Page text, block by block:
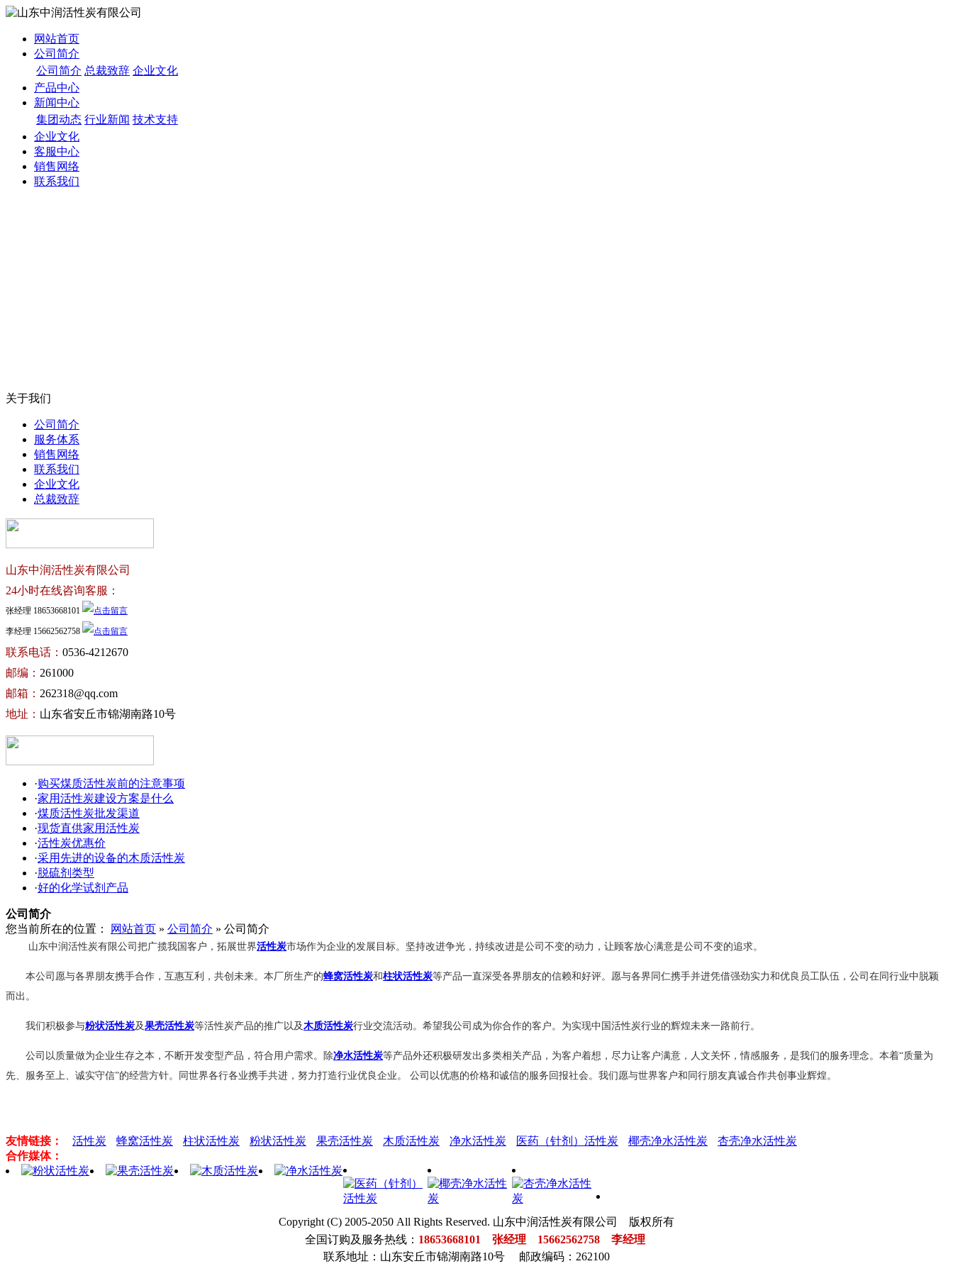
网站首页
公司简介
公司简介 总裁致辞 企业文化
产品中心
新闻中心
集团动态 行业新闻 技术支持
企业文化
客服中心
销售网络
联系我们
关于我们
公司简介
服务体系
销售网络
联系我们
企业文化
总裁致辞
山东中润活性炭有限公司
24小时在线咨询客服：
张经理 18653668101
李经理 15662562758
联系电话： 0536-4212670
邮编： 261000
邮箱： 262318@qq.com
地址： 山东省安丘市锦湖南路10号
·购买煤质活性炭前的注意事项
·家用活性炭建设方案是什么
·煤质活性炭批发渠道
·现货直供家用活性炭
·活性炭优惠价
·采用先进的设备的木质活性炭
·脱硫剂类型
·好的化学试剂产品
公司简介
您当前所在的位置：
网站首页 » 公司简介 » 公司简介
山东中润活性炭有限公司把广揽我国客户，拓展世界活性炭市场作为企业的发展目标。坚持改进争光，持续改进是公司不变的动力，让顾客放心满意是公司不变的追求。
本公司愿与各界朋友携手合作，互惠互利，共创未来。本厂所生产的蜂窝活性炭和柱状活性炭等产品一直深受各界朋友的信赖和好评。愿与各界同仁携手并进凭借强劲实力和优良员工队伍，公司在同行业中脱颖
而出。
我们积极参与粉状活性炭及果壳活性炭等活性炭产品的推广以及木质活性炭行业交流活动。希望我公司成为你合作的客户。为实现中国活性炭行业的辉煌未来一路前行。
公司以质量做为企业生存之本，不断开发变型产品，符合用户需求。除净水活性炭等产品外还积极研发出多类相关产品，为客户着想，尽力让客户满意，人文关怀，情感服务，是我们的服务理念。本着“质量为
先、服务至上、诚实守信”的经营方针。同世界各行各业携手共进，努力打造行业优良企业。 公司以优惠的价格和诚信的服务回报社会。我们愿与世界客户和同行朋友真诚合作共创事业辉煌。
友情链接： 活性炭 蜂窝活性炭 柱状活性炭 粉状活性炭 果壳活性炭 木质活性炭 净水活性炭 医药（针剂）活性炭 椰壳净水活性炭
杏壳净水活性炭
合作媒体：
Copyright (C) 2005-2050 All Rights Reserved. 山东中润活性炭有限公司 版权所有
全国订购及服务热线： 18653668101 张经理 15662562758 李经理
联系地址：山东安丘市锦湖南路10号 邮政编码：262100